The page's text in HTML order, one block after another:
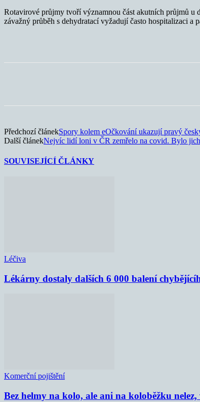
Rotavirové průjmy tvoří významnou část akutních průjmů u
závažný průběh s dehydratací vyžadují často hospitalizaci a
Předchozí článekSpory kolem eOčkování ukazují pravý
Další článekNejvíc lidí loni v ČR zemřelo na covid. Bylo
SOUVISEJÍCÍ ČLÁNKY
Léčiva
Lékárny dostaly dalších 6 000 balení
Komerční pojištění
Bez helmy na kolo, ale ani na koloběžku